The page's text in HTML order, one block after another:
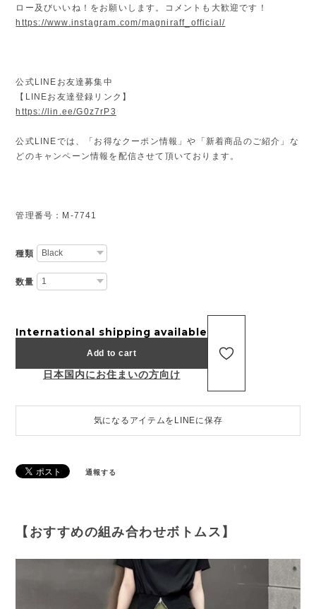
ロー及びいいね！をお願いします。コメントも大歓迎です！
https://www.instagram.com/magniraff_official/
公式LINEお友達募集中
【LINEお友達登録リンク】
https://lin.ee/G0z7rP3
公式LINEでは、「お得なクーポン情報」や「新着商品のご紹介」な
どのキャンペーン情報を配信させて頂いております。
管理番号：M-7741
種類
数量
International shipping available
Add to cart
日本国内にお住まいの方向け
気になるアイテムをLINEに保存
通報する
【おすすめの組み合わせボトムス】